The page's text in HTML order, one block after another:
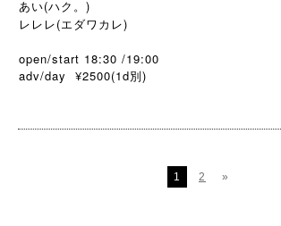
あい(ハク。)
レレレ(エダワカレ)
open/start 18:30 /19:00
adv/day ¥2500(1d別 )
1 2 »